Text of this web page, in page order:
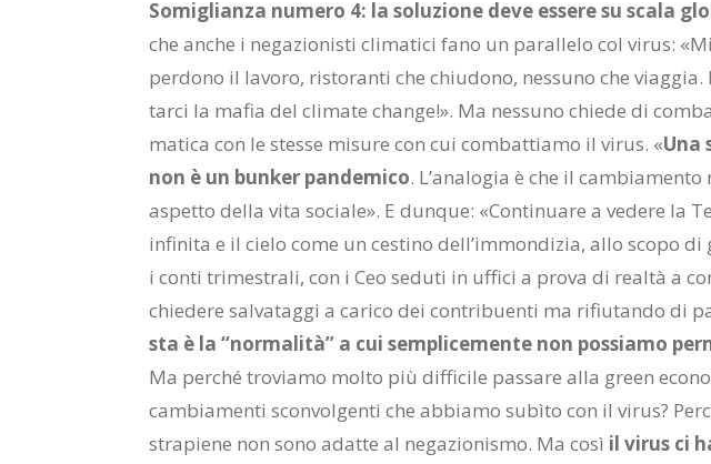
So­mi­glian­za nu­me­ro 4: la so­lu­zio­ne deve es­se­re su sca­la
che an­che i ne­ga­zio­ni­sti cli­ma­ti­ci fano un pa­ral­le­lo col vi­rus:
per­do­no il la­vo­ro, ri­sto­ran­ti che chiu­do­no, nes­su­no che
tar­ci la ma­fia del cli­ma­te chan­ge!». Ma nes­su­no chie­de di
ma­ti­ca con le stes­se mi­su­re con cui com­bat­tia­mo il vi­rus. «Una
non è un bun­ker pan­de­mi­co. L’a­na­lo­gia è che il cam­bia­men­to
aspet­to del­la vita so­cia­le». E dun­que: «Con­ti­nua­re a ve­de­re la
in­fi­ni­ta e il cie­lo come un ce­sti­no del­l’im­mon­di­zia, allo sco­po
i con­ti tri­me­stra­li, con i Ceo se­du­ti in uf­fi­ci a pro­va di real­tà a
chie­de­re sal­va­tag­gi a ca­ri­co dei con­tri­buen­ti ma ri­fiu­tan­do di
sta è la “nor­ma­li­tà” a cui sem­pli­ce­men­te non pos­sia­mo
Ma per­ché tro­via­mo mol­to più dif­fi­ci­le pas­sa­re alla green
cam­bia­men­ti scon­vol­gen­ti che ab­bia­mo su­bì­to con il vi­rus?
stra­pie­ne non sono adat­te al ne­ga­zio­ni­smo. Ma così il vi­rus ci